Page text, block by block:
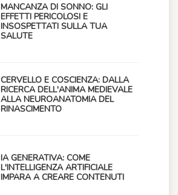
MANCANZA DI SONNO: GLI
EFFETTI PERICOLOSI E
INSOSPETTATI SULLA TUA
SALUTE
CERVELLO E COSCIENZA: DALLA
RICERCA DELL'ANIMA MEDIEVALE
ALLA NEUROANATOMIA DEL
RINASCIMENTO
IA GENERATIVA: COME
L'INTELLIGENZA ARTIFICIALE
IMPARA A CREARE CONTENUTI